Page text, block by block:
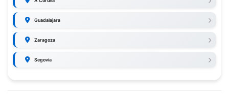
Guadalajara
Zaragoza
Segovia